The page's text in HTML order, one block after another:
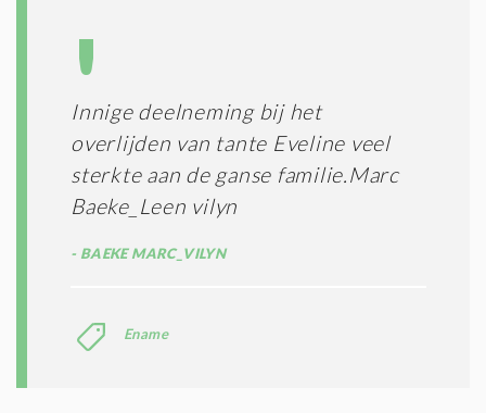
Innige deelneming bij het
overlijden van tante Eveline veel
sterkte aan de ganse familie.Marc
Baeke_Leen vilyn
BAEKE MARC_VILYN
Ename